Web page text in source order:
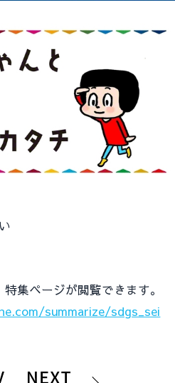
集ページが閲覧できます。
summarize/sdgs_sei